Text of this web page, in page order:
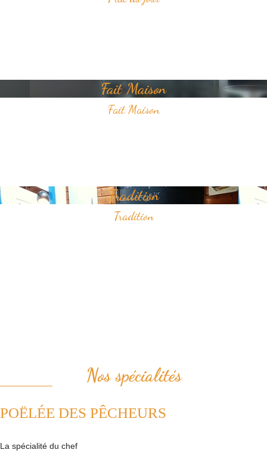
Fait Maison
Fait Maison
Tradition
Tradition
Nos spécialités
POËLÉE DES PÊCHEURS
La spécialité du chef